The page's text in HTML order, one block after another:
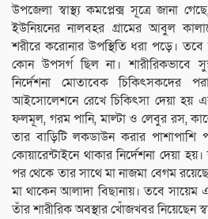
উপজেলা স্বাস্থ্য কমপ্লেক্স সূত্রে জানা
ইউনিয়নের নালবহর গ্রামের আবুল
শরীরে করোনার উপস্থিতি ধরা পড়ে।
কোন উপসর্গ ছিল না। শারীরিকভাবে সুস্থ
নির্দেশনা মোতাবেক চিকিৎসকদের
আইসোলেশনে রেখে চিকিৎসা দেয়া হয়
ফলমূল, গরম পানি, মাল্টা ও লেবুর রস,
তার বাড়িটি লকডাউন করার পাশাপাশি
কোয়ারেন্টাইনে থাকার নির্দেশনা দেয়া
পর থেকে তার সাথে মা নাজমা বেগম
মা থাকেন আলাদা বিছানায়। তবে সায়েম
তাঁর শারীরিক অবস্থার খোঁজখবর নিয়েছেন